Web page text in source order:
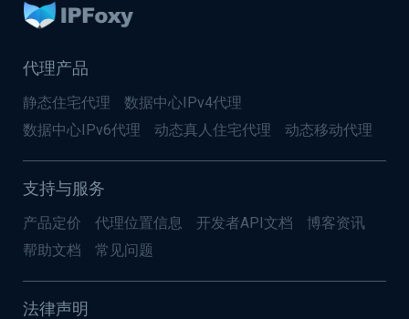
代理产品
静态住宅代理
数据中心IPv4代理
数据中心IPv6代理
动态真人住宅代理 动态移动代理
支持与服务
产品定价 代理位置信息 开发者API文档
博客资讯
帮助文档
常见问题
法律声明